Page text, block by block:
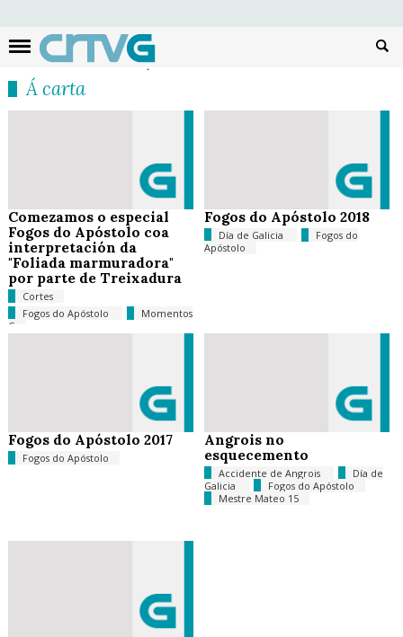
Á carta
Comezamos o especial
Fogos do Apóstolo coa
interpretación da
"Foliada marmuradora"
por parte de Treixadura
Cortes
Fogos do Apóstolo
Momentos
G
Fogos do Apóstolo 2018
Día de Galicia
Fogos do
Apóstolo
Fogos do Apóstolo 2017
Fogos do Apóstolo
Angrois no
esquecemento
Accidente de Angrois
Día de
Galicia
Fogos do Apóstolo
Mestre Mateo 15